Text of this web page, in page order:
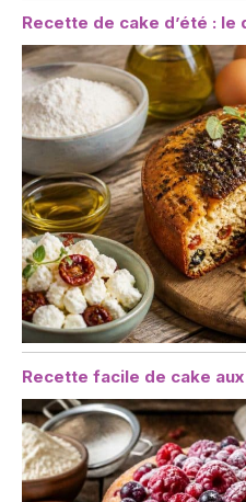
Recette de cake d’été :
Recette facile de cake